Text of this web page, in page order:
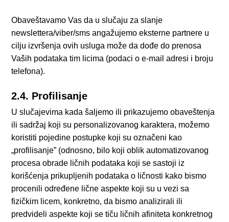
Obaveštavamo Vas da u slučaju za slanje
newslettera/viber/sms angažujemo eksterne partnere u
cilju izvršenja ovih usluga može da dođe do prenosa
Vaših podataka tim licima (podaci o e-mail adresi i broju
telefona).
2.4. Profilisanje
U slučajevima kada šaljemo ili prikazujemo obaveštenja
ili sadržaj koji su personalizovanog karaktera, možemo
koristiti pojedine postupke koji su označeni kao
„profilisanje” (odnosno, bilo koji oblik automatizovanog
procesa obrade ličnih podataka koji se sastoji iz
korišćenja prikupljenih podataka o ličnosti kako bismo
procenili određene lične aspekte koji su u vezi sa
fizičkim licem, konkretno, da bismo analizirali ili
predvideli aspekte koji se tiču ličnih afiniteta konkretnog